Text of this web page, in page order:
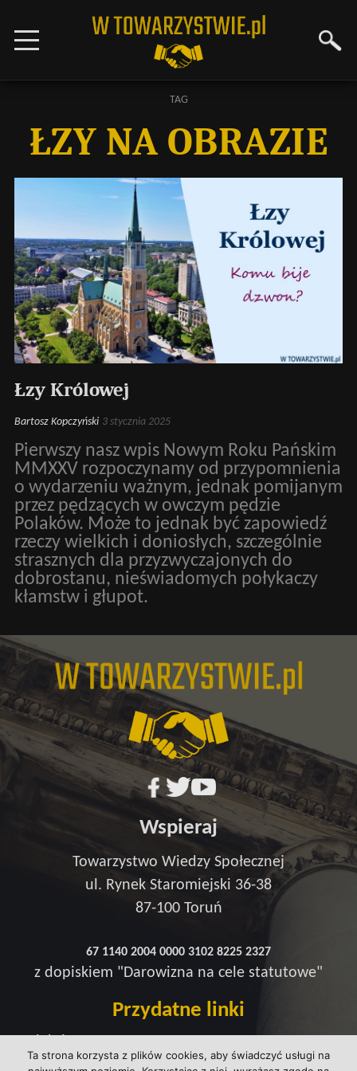
TAG
ŁZY NA OBRAZIE
Łzy Królowej
Bartosz Kopczyński 3 stycznia 2025
Pierwszy nasz wpis Nowym Roku Pańskim
MMXXV rozpoczynamy od przypomnienia
o wydarzeniu ważnym, jednak pomijanym
przez pędzących w owczym pędzie
Polaków. Może to jednak być zapowiedź
rzeczy wielkich i doniosłych, szczególnie
strasznych dla przyzwyczajonych do
dobrostanu, nieświadomych połykaczy
kłamstw i głupot.
Ta strona korzysta z plików cookies, aby świadczyć usługi na
Wspieraj
Towarzystwo Wiedzy Społecznej
ul. Rynek Staromiejski 36-38
87-100 Toruń
67 1140 2004 0000 3102 8225 2327
z dopiskiem "Darowizna na cele statutowe"
Przydatne linki
Strefa wsparcia